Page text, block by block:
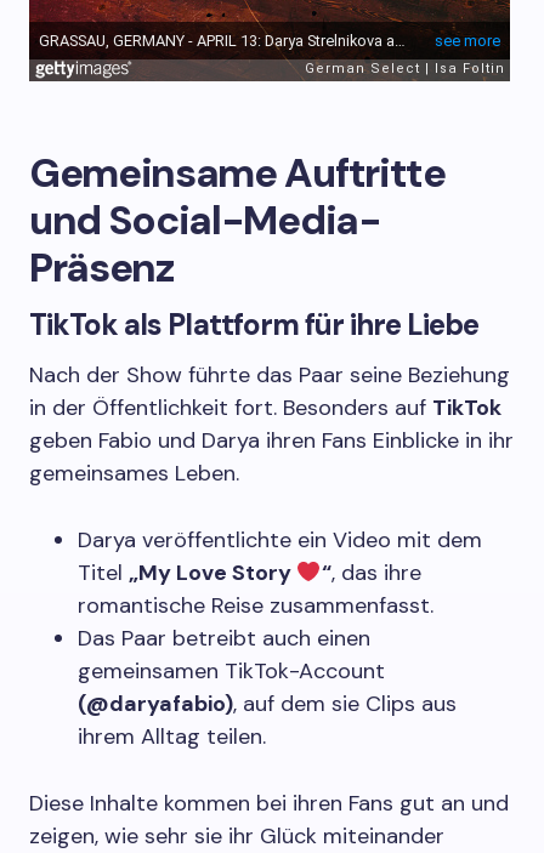
Gemeinsame Auftritte
und Social-Media-
Präsenz
TikTok als Plattform für ihre Liebe
Nach der Show führte das Paar seine Beziehung
in der Öffentlichkeit fort. Besonders auf TikTok
geben Fabio und Darya ihren Fans Einblicke in ihr
gemeinsames Leben.
Darya veröffentlichte ein Video mit dem
Titel „My Love Story “, das ihre
romantische Reise zusammenfasst.
Das Paar betreibt auch einen
gemeinsamen TikTok-Account
(@daryafabio), auf dem sie Clips aus
ihrem Alltag teilen.
Diese Inhalte kommen bei ihren Fans gut an und
zeigen, wie sehr sie ihr Glück miteinander